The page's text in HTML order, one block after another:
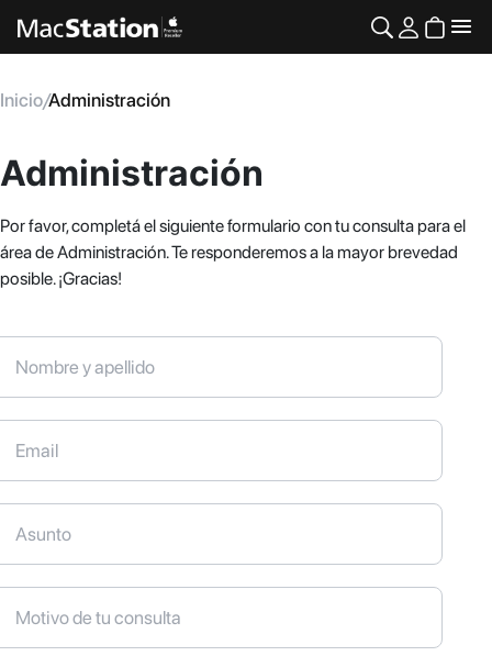
Inicio/Administración
Administración
Por favor, completá el siguiente formulario con tu consulta para el
área de Administración. Te responderemos a la mayor brevedad
posible. ¡Gracias!